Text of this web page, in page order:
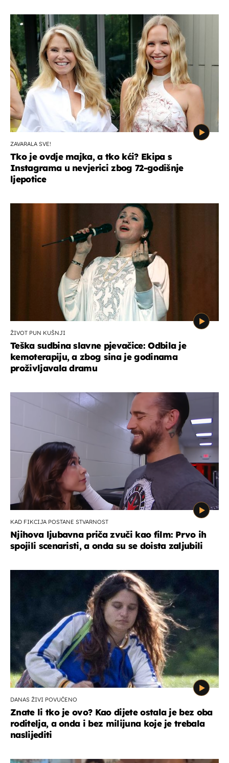
ZAVARALA SVE!
Tko je ovdje majka, a tko kći? Ekipa s
Instagrama u nevjerici zbog 72-godišnje
ljepotice
ŽIVOT PUN KUŠNJI
Teška sudbina slavne pjevačice: Odbila je
kemoterapiju, a zbog sina je godinama
proživljavala dramu
KAD FIKCIJA POSTANE STVARNOST
Njihova ljubavna priča zvuči kao film: Prvo ih
spojili scenaristi, a onda su se doista zaljubili
DANAS ŽIVI POVUČENO
Znate li tko je ovo? Kao dijete ostala je bez oba
roditelja, a onda i bez milijuna koje je trebala
naslijediti